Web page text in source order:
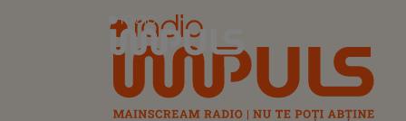
Radio Impuls